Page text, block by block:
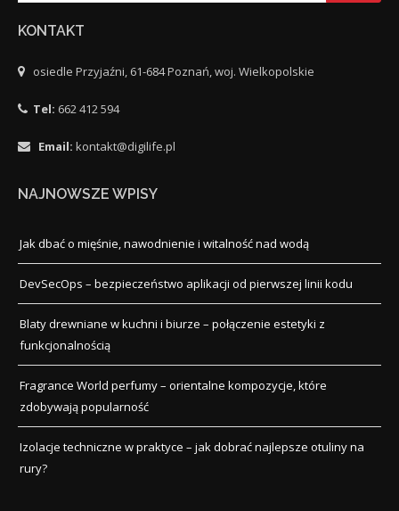
KONTAKT
osiedle Przyjaźni, 61-684 Poznań, woj. Wielkopolskie
Tel: 662 412 594
Email: kontakt@digilife.pl
NAJNOWSZE WPISY
Jak dbać o mięśnie, nawodnienie i witalność nad wodą
DevSecOps – bezpieczeństwo aplikacji od pierwszej linii kodu
Blaty drewniane w kuchni i biurze – połączenie estetyki z
funkcjonalnością
Fragrance World perfumy – orientalne kompozycje, które
zdobywają popularność
Izolacje techniczne w praktyce – jak dobrać najlepsze otuliny na
rury?